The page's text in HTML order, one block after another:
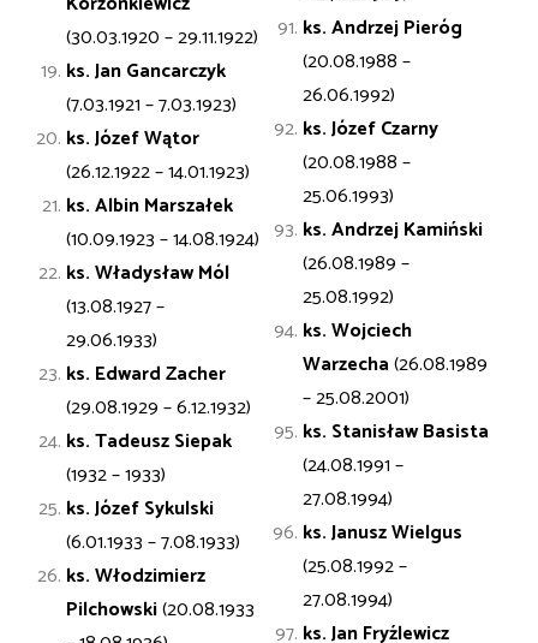
(30.03.1920 – 29.11.1922)
ks. JanGancarczyk
(7.03.1921 – 7.03.1923)
ks. JózefWątor
(26.12.1922 – 14.01.1923)
ks. AlbinMarszałek
(10.09.1923 – 14.08.1924)
ks. WładysławMól
(13.08.1927 –
29.06.1933)
ks. EdwardZacher
(29.08.1929 – 6.12.1932)
ks. TadeuszSiepak
(1932 – 1933)
ks. JózefSykulski
(6.01.1933 – 7.08.1933)
ks. Włodzimierz
Pilchowski(20.08.1933
ks. Andrzej Pieróg
(20.08.1988 –
26.06.1992)
ks. Józef Czarny
(20.08.1988 –
25.06.1993)
ks. Andrzej Kamiński
(26.08.1989 –
25.08.1992)
ks. Wojciech
Warzecha(26.08.1989
– 25.08.2001)
ks. Stanisław Basista
(24.08.1991 –
27.08.1994)
ks. Janusz Wielgus
(25.08.1992 –
27.08.1994)
ks. Jan Fryźlewicz